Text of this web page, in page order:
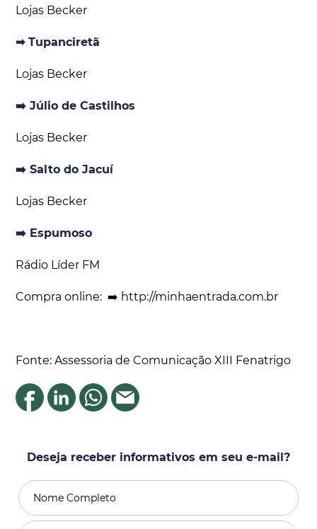
Lojas Becker
➡ Tupanciretã
Lojas Becker
➡️ Júlio de Castilhos
Lojas Becker
➡️ Salto do Jacuí
Lojas Becker
➡️ Espumoso
Rádio Líder FM
Compra online: ➡️ http://minhaentrada.com.br
Fonte: Assessoria de Comunicação XIII Fenatrigo
Deseja receber informativos em seu e-mail?